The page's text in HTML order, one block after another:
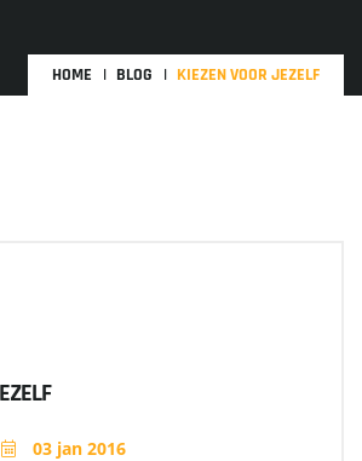
HOME BLOG KIEZEN VOOR JEZELF
03 jan 2016